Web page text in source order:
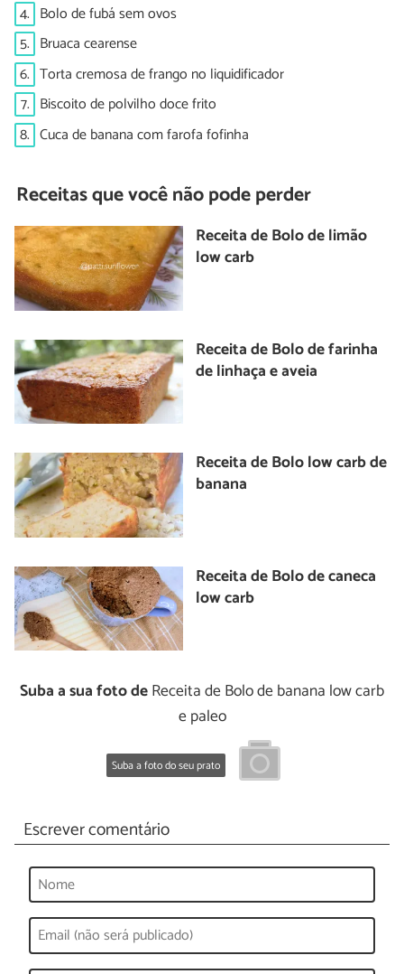
4. Bolo de fubá sem ovos
5. Bruaca cearense
6. Torta cremosa de frango no liquidificador
7. Biscoito de polvilho doce frito
8. Cuca de banana com farofa fofinha
Receitas que você não pode perder
Receita de Bolo de limão
low carb
Receita de Bolo de farinha
de linhaça e aveia
Receita de Bolo low carb de
banana
Receita de Bolo de caneca
low carb
Suba a sua foto deReceita de Bolo de banana low carb
e paleo
Suba a foto do seu prato
Escrever comentário